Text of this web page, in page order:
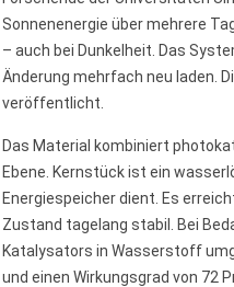
Sonnenenergie über mehrere
– auch bei Dunkelheit. Das
Änderung mehrfach neu laden.
veröffentlicht.
Das Material kombiniert
Ebene. Kernstück ist ein
Energiespeicher dient. Es
Zustand tagelang stabil. Bei
Katalysators in Wasserstoff
und einen Wirkungsgrad von 72